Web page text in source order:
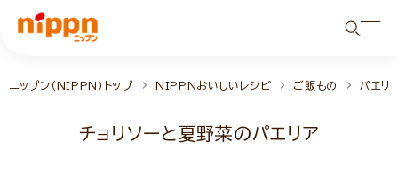
ニップン（NIPPN）トップ NIPPNおいしいレシピ ご飯もの パエリ
チョリソーと夏野菜のパエリア